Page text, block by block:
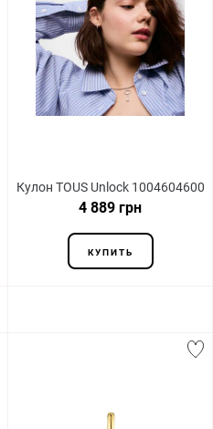
Кулон TOUS Unlock 1004604600
4 889 грн
КУПИТЬ